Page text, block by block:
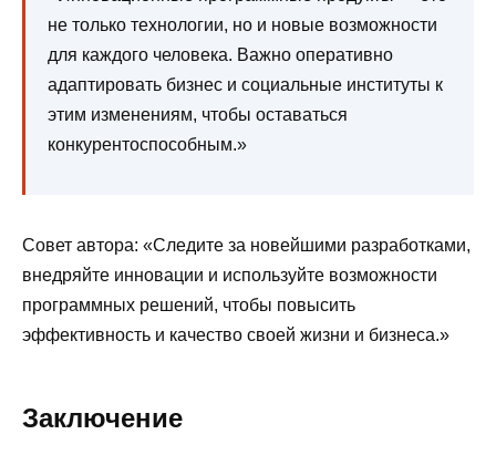
не только технологии, но и новые возможности
для каждого человека. Важно оперативно
адаптировать бизнес и социальные институты к
этим изменениям, чтобы оставаться
конкурентоспособным.»
Совет автора: «Следите за новейшими разработками,
внедряйте инновации и используйте возможности
программных решений, чтобы повысить
эффективность и качество своей жизни и бизнеса.»
Заключение